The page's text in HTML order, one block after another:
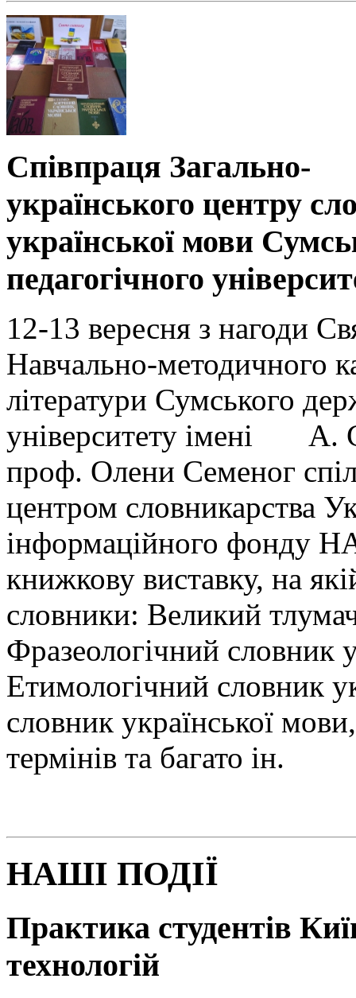
Співпраця Загально-
українського центру
української мови
педагогічного
12-13 вересня з нагоди
Навчально-методичного
літератури Сумського
університету імені А.
проф. Олени Семеног
центром словникарства
інформаційного фонду
книжкову виставку, на
словники: Великий
Фразеологічний словник
Етимологічний словник
словник української
термінів та багато ін.
НАШІ ПОДІЇ
Практика студентів
технологій